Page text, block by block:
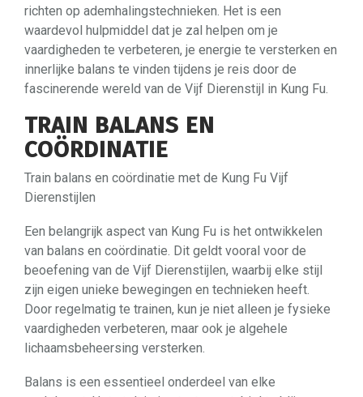
richten op ademhalingstechnieken. Het is een
waardevol hulpmiddel dat je zal helpen om je
vaardigheden te verbeteren, je energie te versterken en
innerlijke balans te vinden tijdens je reis door de
fascinerende wereld van de Vijf Dierenstijl in Kung Fu.
TRAIN BALANS EN
COÖRDINATIE
Train balans en coördinatie met de Kung Fu Vijf
Dierenstijlen
Een belangrijk aspect van Kung Fu is het ontwikkelen
van balans en coördinatie. Dit geldt vooral voor de
beoefening van de Vijf Dierenstijlen, waarbij elke stijl
zijn eigen unieke bewegingen en technieken heeft.
Door regelmatig te trainen, kun je niet alleen je fysieke
vaardigheden verbeteren, maar ook je algehele
lichaamsbeheersing versterken.
Balans is een essentieel onderdeel van elke